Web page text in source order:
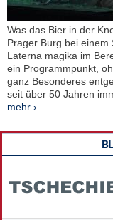
Was das Bier in der
Prager Burg bei einem
Laterna magika im
ein Programmpunkt,
ganz Besonderes
seit über 50 Jahren
mehr ›